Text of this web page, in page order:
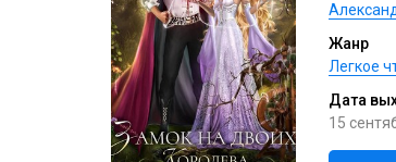
Жанр
Легкое
Дата
15